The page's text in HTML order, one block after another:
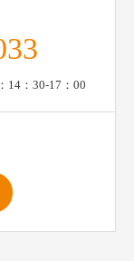
14：30-17：00